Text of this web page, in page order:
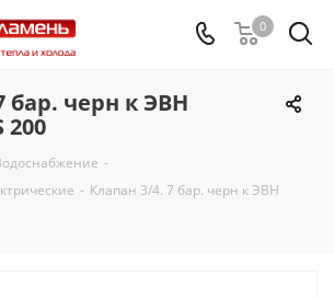
0
бар. черн к ЭВН
200
-
- Клапан 3/4. 7 бар. черн к ЭВН